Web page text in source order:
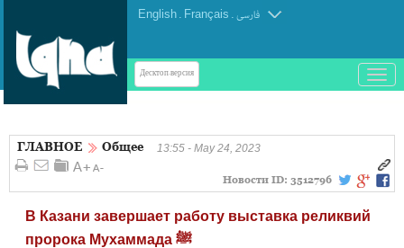
English . Français . فارسی
Десктоп-версия
باز
و
کردن
ГЛАВНОЕ Общее 13:55 - May 24, 2023
Новости ID: 3512796
В Казани завершает работу выставка реликвий
пророка Мухаммада ﷺ